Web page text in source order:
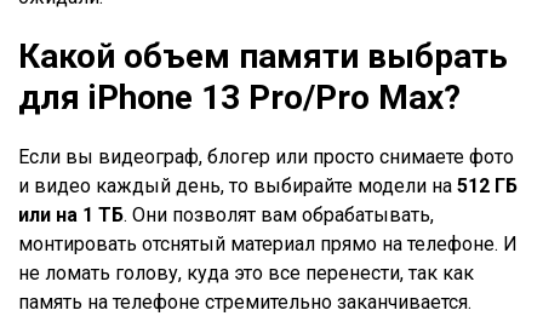
Какой объем памяти выбрать
для iPhone 13 Pro/Pro Max?
Если вы видеограф, блогер или просто снимаете фото
и видео каждый день, то выбирайте модели на 512 ГБ
или на 1 ТБ. Они позволят вам обрабатывать,
монтировать отснятый материал прямо на телефоне. И
не ломать голову, куда это все перенести, так как
память на телефоне стремительно заканчивается.